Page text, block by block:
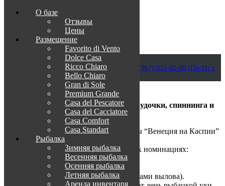
Приветствуем в Венеции на Каспии!
info@otdih-v-astrakhani.ru Как нас найти
+7 (967) 822-02-08 (Пн-Пт с
09:00 до 18:00)
Забронировать
Рыболовный турнир среди мастеров удочки, спиннинга и
8 июля с 08:00 до 12:00 на причале базы “Венеция на Каспии”
состоится рыболовный турнир.
Награждение победителей будет в двух номинациях:
1.«Самая длинная по размеру рыба»*
2. «Общий вес пойманной рыбы»
(в соответствии с допустимыми размерами вылова).
О базе
Отзывы
Цены
Размещение
Favorito di Vento
Dolce Casa
Ricco Chiaro
Bello Chiaro
Gran di Sole
Premium Grande
Casa del Pescatore
Casa del Cacсiatore
Casa Comfort
Casa Standart
Рыбалка
Зимняя рыбалка
Весенняя рыбалка
Осенняя рыбалка
Летняя рыбалка
Аренда инвентаря